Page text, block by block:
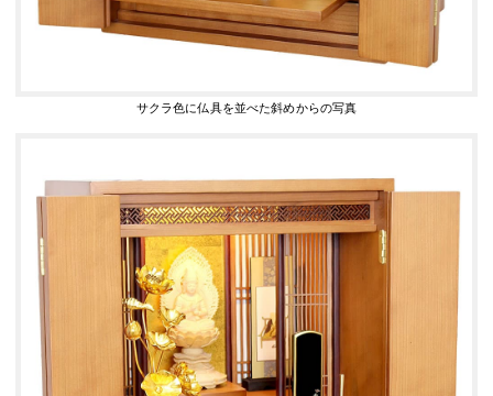
サクラ色に仏具を並べた斜めからの写真